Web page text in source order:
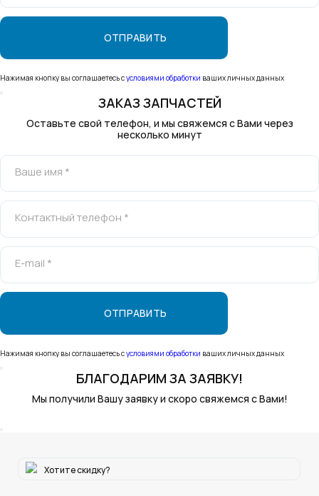
Нажимая кнопку вы соглашаетесь сусловиями обработки ваших личных данных
ЗАКАЗ ЗАПЧАСТЕЙ
Оставьте свой телефон, и мы свяжемся с Вами через
несколько минут
Ваше имя *
Контактный телефон *
E-mail *
Нажимая кнопку вы соглашаетесь сусловиями обработки ваших личных данных
БЛАГОДАРИМ ЗА ЗАЯВКУ!
Мы получили Вашу заявку и скоро свяжемся с Вами!
Хотите скидку?